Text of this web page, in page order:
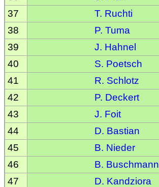
37
T. Ruchti
38
P. Tuma
39
J. Hahnel
40
S. Poetsch
41
R. Schlotz
42
P. Deckert
43
J. Foit
44
D. Bastian
45
B. Nieder
46
B. Buschmann
47
D. Kandziora